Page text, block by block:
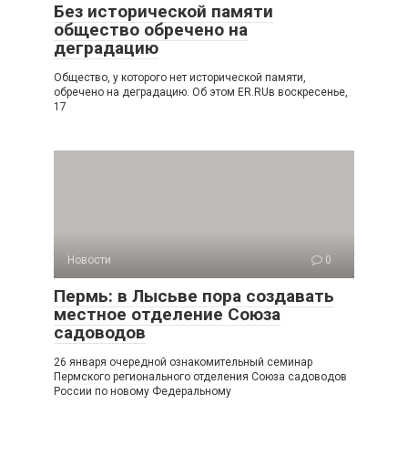
Без исторической памяти
общество обречено на
деградацию
Общество, у которого нет исторической памяти,
обречено на деградацию. Об этом ER.RUв воскресенье,
17
Новости 0
Пермь: в Лысьве пора создавать
местное отделение Союза
садоводов
26 января очередной ознакомительный семинар
Пермского регионального отделения Союза садоводов
России по новому Федеральному